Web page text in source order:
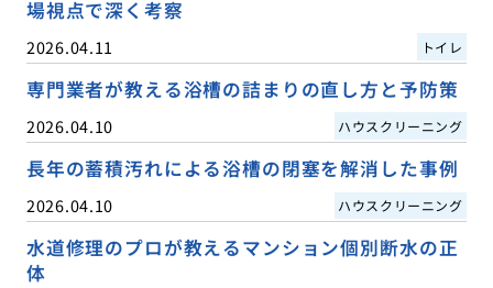
場視点で深く考察
2026.04.11 トイレ
専門業者が教える浴槽の詰まりの直し方と予防策
2026.04.10 ハウスクリーニング
長年の蓄積汚れによる浴槽の閉塞を解消した事例
2026.04.10 ハウスクリーニング
水道修理のプロが教えるマンション個別断水の正
体